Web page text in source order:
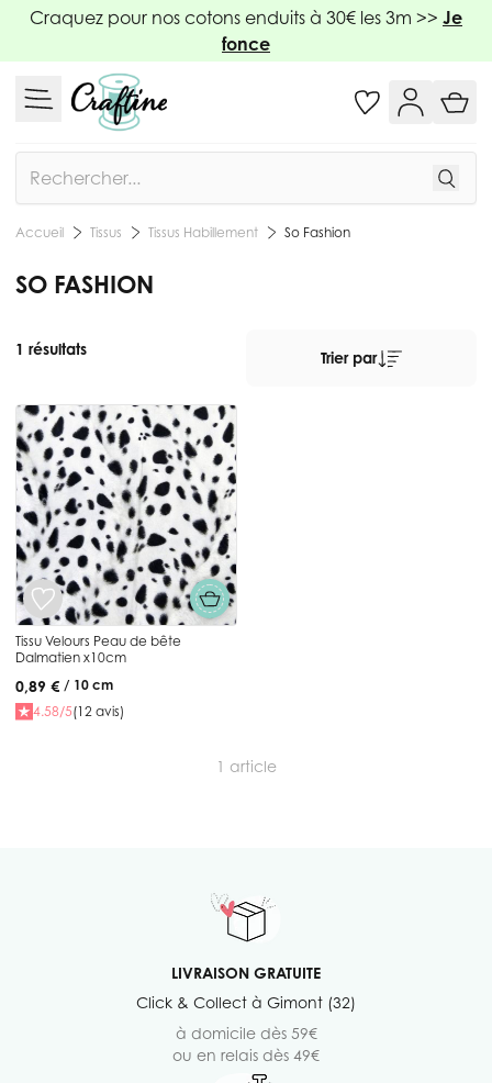
Allez au contenu
Craquez pour nos cotons enduits à 30€ les 3m >> Je
fonce
Accueil Tissus Tissus Habillement So Fashion
SO FASHION
1 résultats Trier par
Tissu Velours Peau de bête
Dalmatien x10cm
0,89 € / 10 cm
4.58/5(12 avis)
1 article
LIVRAISON GRATUITE
Click & Collect à Gimont (32)
à domicile dès 59€
ou en relais dès 49€